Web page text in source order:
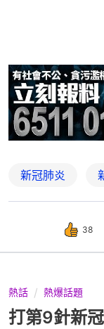
新冠肺炎
38
熱話 熱爆話題
打第9針新